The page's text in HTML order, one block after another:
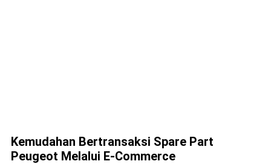
Kemudahan Bertransaksi Spare Part
Peugeot Melalui E-Commerce